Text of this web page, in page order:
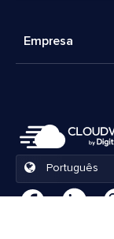
Empresa
Português